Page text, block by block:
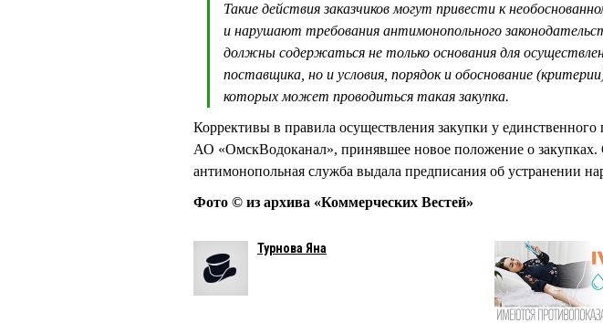
Такие действия заказчиков могут привести к
и нарушают требования антимонопольного
должны содержаться не только основания для
поставщика, но и условия, порядок и обоснование
которых может проводиться такая закупка.
Коррективы в правила осуществления закупки у единственного
АО «ОмскВодоканал», принявшее новое положение о закупках.
антимонопольная служба выдала предписания об устранении
Фото © из архива «Коммерческих Вестей»
Турнова Яна